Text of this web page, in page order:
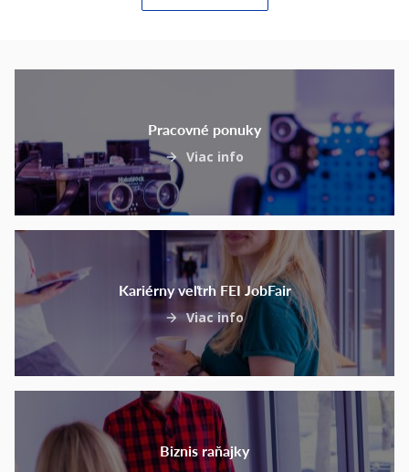
Pracovné ponuky
Viac info
Kariérny veľtrh FEI JobFair
Viac info
Biznis raňajky